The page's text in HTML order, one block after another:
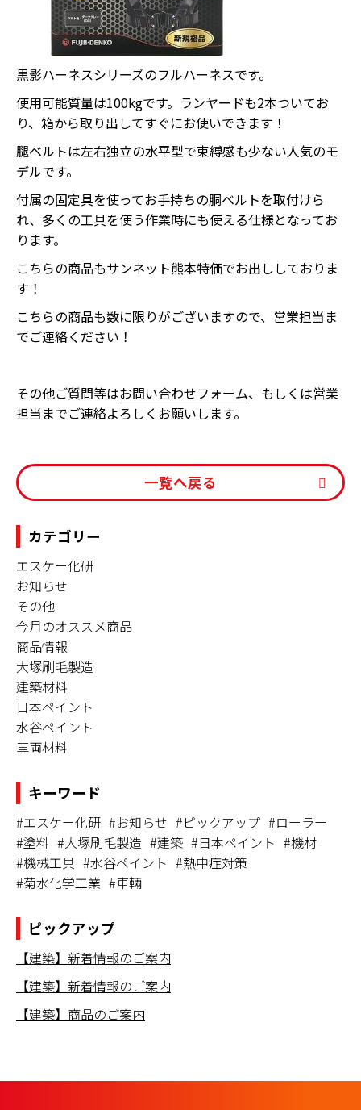
黒影ハーネスシリーズのフルハーネスです。
使用可能質量は100kgです。ランヤードも2本ついてお
り、箱から取り出してすぐにお使いできます！
腿ベルトは左右独立の水平型で束縛感も少ない人気のモ
デルです。
付属の固定具を使ってお手持ちの胴ベルトを取付けら
れ、多くの工具を使う作業時にも使える仕様となってお
ります。
こちらの商品もサンネット熊本特価でお出ししておりま
す！
こちらの商品も数に限りがございますので、営業担当ま
でご連絡ください！
その他ご質問等はお問い合わせフォーム、もしくは営業
担当までご連絡よろしくお願いします。
一覧へ戻る
カテゴリー
エスケー化研
お知らせ
その他
今月のオススメ商品
商品情報
大塚刷毛製造
建築材料
日本ペイント
水谷ペイント
車両材料
キーワード
#エスケー化研 #お知らせ #ピックアップ #ローラー
#塗料 #大塚刷毛製造 #建築 #日本ペイント #機材
#機械工具 #水谷ペイント #熱中症対策
#菊水化学工業 #車輛
ピックアップ
【建築】新着情報のご案内
【建築】新着情報のご案内
【建築】商品のご案内